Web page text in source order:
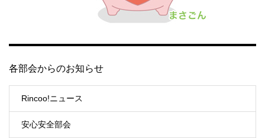
各部会からのお知らせ
Rincoo!ニュース
安心安全部会